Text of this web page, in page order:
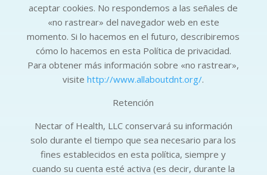
aceptar cookies. No respondemos a las señales de
«no rastrear» del navegador web en este
momento. Si lo hacemos en el futuro, describiremos
cómo lo hacemos en esta Política de privacidad.
Para obtener más información sobre «no rastrear»,
visitehttp://www.allaboutdnt.org/.
Retención
Nectar of Health, LLC conservará su información
solo durante el tiempo que sea necesario para los
fines establecidos en esta política, siempre y
cuando su cuenta esté activa (es decir, durante la